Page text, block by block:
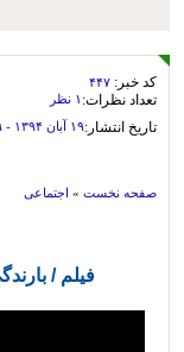
کد خبر: ۴۴۷
تعداد نظرات: ۱ نظر
تاریخ انتشار:۱۹ آبان ۱۳۹۴ - ۰۹:۰۹
صفحه نخست » اجتماعی
فیلم /